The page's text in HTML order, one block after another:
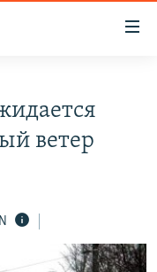
СОПРОТИВЛЕНИЯ
ветер